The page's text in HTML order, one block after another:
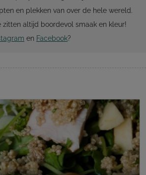
en plekken van over de hele wereld.
zitten altijd boordevol smaak en kleur!
en Facebook?